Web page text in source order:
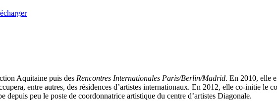
Aquitaine puis des Rencontres Internationales Paris/Berlin/Madrid. En 2010, elle
entre autres, des résidences d’artistes internationaux. En 2012, elle co-initie le
depuis peu le poste de coordonnatrice artistique du centre d’artistes Diagonale.